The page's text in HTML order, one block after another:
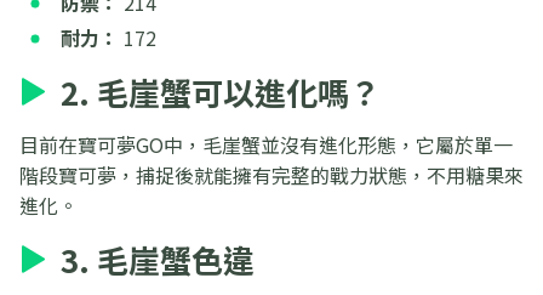
耐力： 172
2. 毛崖蟹可以進化嗎？
目前在寶可夢GO中，毛崖蟹並沒有進化形態，它屬於單一
階段寶可夢，捕捉後就能擁有完整的戰力狀態，不用糖果來
進化。
3. 毛崖蟹色違